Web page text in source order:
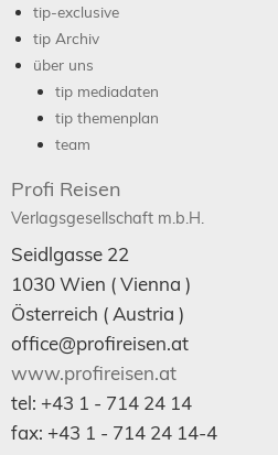
tip-exclusive
tip Archiv
über uns
tip mediadaten
tip themenplan
team
Profi Reisen
Verlagsgesellschaft m.b.H.
Seidlgasse 22
1030Wien ( Vienna )
Österreich ( Austria )
office@profireisen.at
www.profireisen.at
tel: +43 1 - 714 24 14
fax: +43 1 - 714 24 14-4